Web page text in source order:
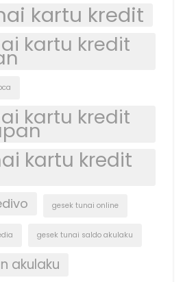
kartu kredit
kartu kredit
kartu kredit
kartu kredit
gesek tunai online
gesek tunai saldo akulaku
akulaku